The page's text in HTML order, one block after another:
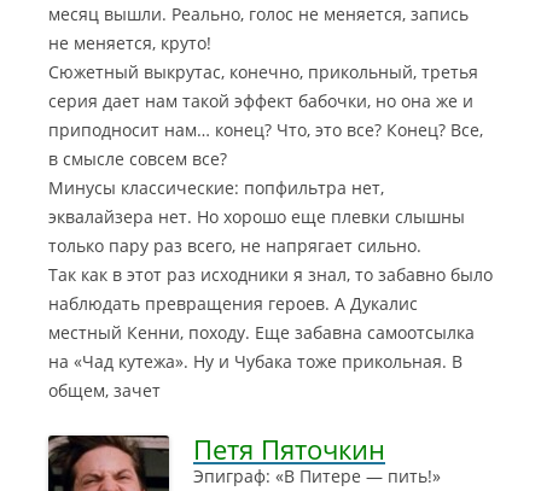
месяц вышли. Реально, голос не меняется, запись
не меняется, круто!
Сюжетный выкрутас, конечно, прикольный, третья
серия дает нам такой эффект бабочки, но она же и
приподносит нам… конец? Что, это все? Конец? Все,
в смысле совсем все?
Минусы классические: попфильтра нет,
эквалайзера нет. Но хорошо еще плевки слышны
только пару раз всего, не напрягает сильно.
Так как в этот раз исходники я знал, то забавно было
наблюдать превращения героев. А Дукалис
местный Кенни, походу. Еще забавна самоотсылка
на «Чад кутежа». Ну и Чубака тоже прикольная. В
общем, зачет
Петя Пяточкин
Эпиграф: «В Питере — пить!»